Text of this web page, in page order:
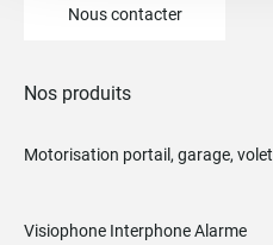
Nous contacter
Nos produits
Motorisation portail, garage, volet
Visiophone Interphone Alarme